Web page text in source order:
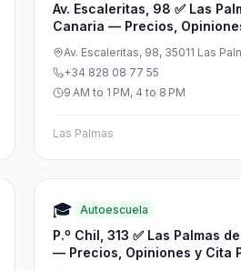
Av. Escaleritas, 98 ✅ Las
Canaria — Precios,
Av. Escaleritas, 98, 35011 Las
Palmas, España
+34 828 08 77 55
9 AM to 1 PM, 4 to 8 PM
Las Palmas
🎓 Autoescuela
P.º Chil, 313 ✅ Las Palmas
— Precios, Opiniones y Cita